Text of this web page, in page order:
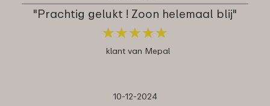
"Prachtig gelukt ! Zoon helemaal blij"
★★★★★
★★★★★
klant van Mepal
10-12-2024